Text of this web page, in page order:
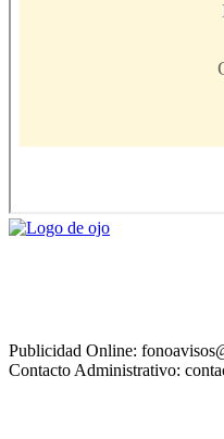
Publicidad Online:
Contacto Administrativo: